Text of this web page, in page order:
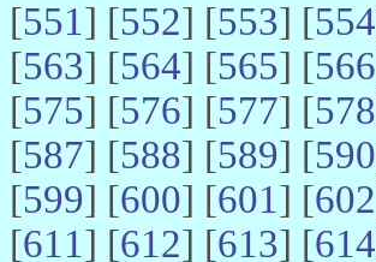
[551] [552] [553] [554
[563] [564] [565] [566
[575] [576] [577] [578
[587] [588] [589] [590
[599] [600] [601] [602
[611] [612] [613] [614